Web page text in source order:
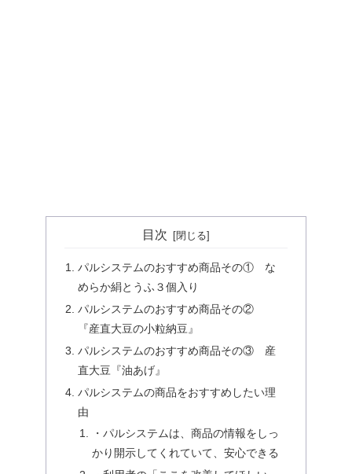
目次
パルシステムのおすすめ商品その① な
めらか絹とうふ３個入り
パルシステムのおすすめ商品その②
『産直大豆の小粒納豆』
パルシステムのおすすめ商品その③ 産
直大豆『油あげ』
パルシステムの商品をおすすめしたい理
由
・パルシステムは、商品の情報をしっ
かり開示してくれていて、安心できる